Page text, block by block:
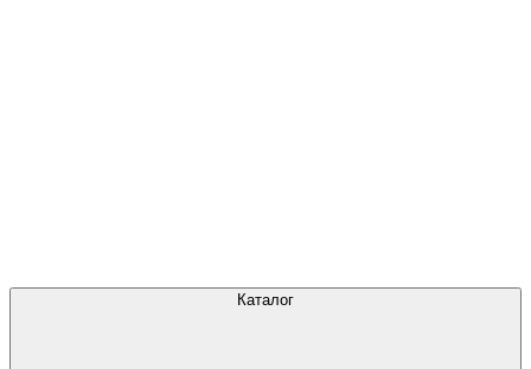
Каталог